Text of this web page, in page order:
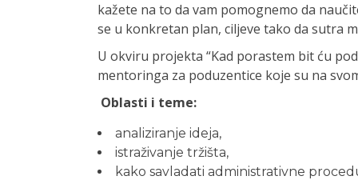
kažete na to da vam pomognemo da
se u konkretan plan, ciljeve tako da sutra
U okviru projekta “Kad porastem bit ću
mentoringa za poduzentice koje su na
Oblasti i teme:
analiziranje ideja,
istraživanje tržišta,
kako savladati administrativne